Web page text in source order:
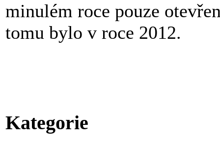
minulém roce pouze
tomu bylo v roce 2012.
Kategorie